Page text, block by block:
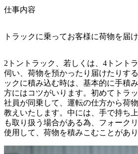
仕事内容
トラックに乗ってお客様に荷物を届
2トントラック、若しくは、4トント
伺い、荷物を預かったり届けたりす
ックに積み込む時は、基本的に手積
方にはコツがいります。初めてトラ
社員が同乗して、運転の仕方から荷
教えいたします。中には、手で持ち
も取り扱う場合がある為、フォーク
使用して、荷物を積みこむことがあり